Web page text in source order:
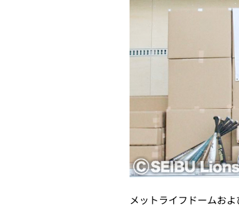
メットライフドームお